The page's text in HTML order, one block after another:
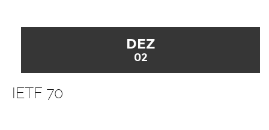
DEZ
02
IETF 70